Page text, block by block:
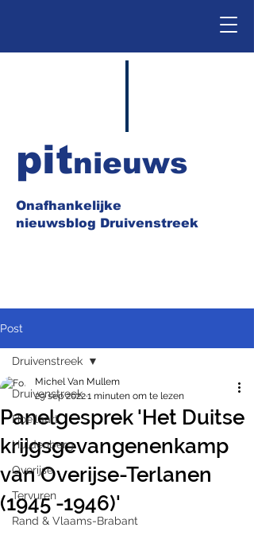
Onafhankelijke
nieuwsblog Druivenstreek
pitnieuws
Post
Druivenstreek
Hoeilaart
Huldenberg
Overijse
Tervuren
Rand & Vlaams-Brabant
Druivenstreek
Panelgesprek 'Het Duitse
krijgsgevangenenkamp
van Overijse-Terlanen
(1945 -1946)'
Michel Van Mullem
29 sep 20221 minuten om te lezen